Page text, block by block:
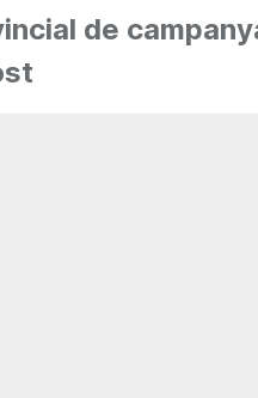
de